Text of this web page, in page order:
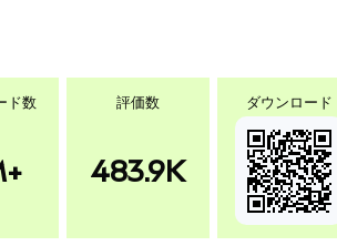
ド数 評価数
483.9K
ダウンロード